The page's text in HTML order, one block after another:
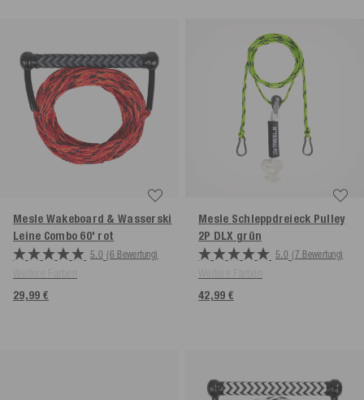
Mesle Wakeboard & Wasserski
Leine Combo 60' rot
5.0 (6 Bewertung)
29,99 €
Mesle Schleppdreieck Pulley
2P DLX grün
5.0 (7 Bewertung)
42,99 €